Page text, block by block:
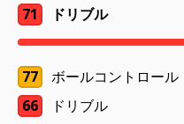
71 ドリブル
77
ボールコントロール
66
ドリブル